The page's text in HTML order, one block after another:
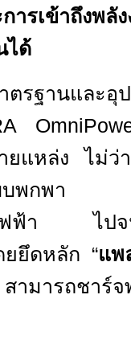
ารเข้าถึงพลั
ได้
ตรฐานและ
ยแหล่ง ไม่ว่
บบพกพา
ฟฟ้า ไปจน
ยึดหลัก “แพ
สามารถชาร์จ